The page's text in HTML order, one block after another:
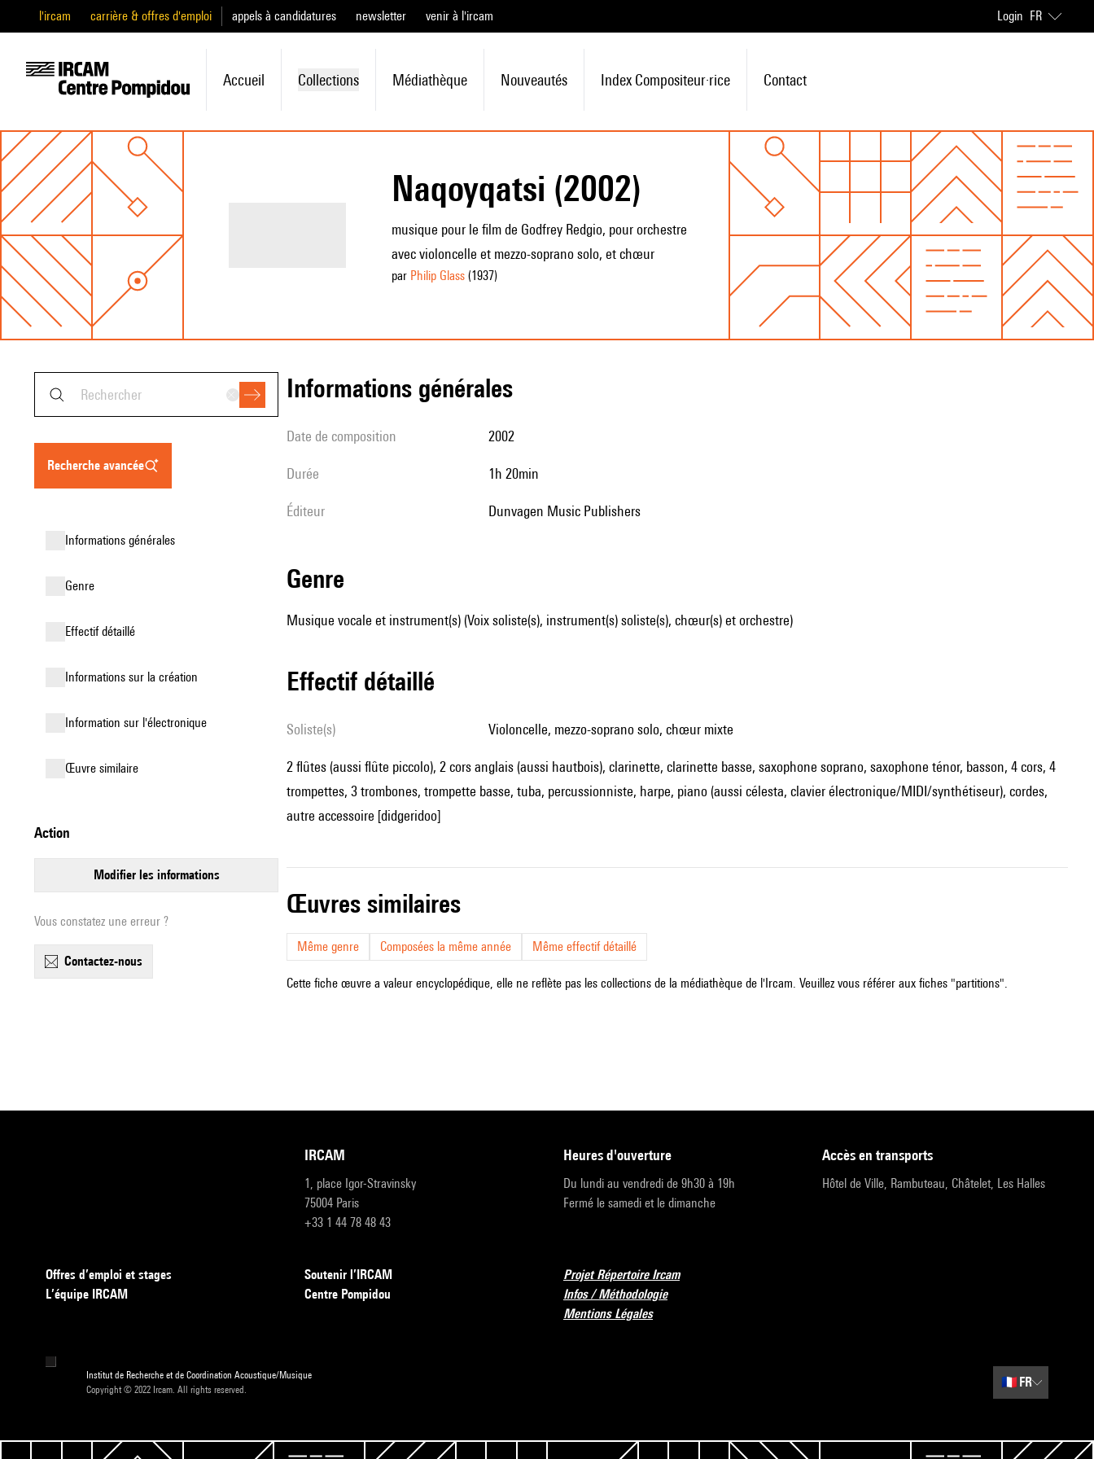
l'ircam carrière & offres d'emploi appels à candidatures newsletter venir à l'ircam Login FR
Accueil Collections Médiathèque Nouveautés Index Compositeur·rice Contact
Naqoyqatsi (2002)
musique pour le film de Godfrey Redgio, pour orchestre
avec violoncelle et mezzo-soprano solo, et chœur
par Philip Glass(1937)
recherche avancée
informations générales
genre
effectif détaillé
informations sur la création
Information sur l'électronique
œuvre similaire
action
modifier les informations
Vous constatez une erreur ?
contactez-nous
informations générales
date de composition 2002
durée 1h 20min
éditeur Dunvagen Music Publishers
genre
Musique vocale et instrument(s) (Voix soliste(s), instrument(s) soliste(s), chœur(s) et orchestre)
effectif détaillé
Soliste(s) violoncelle, mezzo-soprano solo, chœur mixte
2 flûtes (aussi flûte piccolo), 2 cors anglais (aussi hautbois), clarinette, clarinette basse, saxophone soprano, saxophone ténor, basson, 4 cors, 4
trompettes, 3 trombones, trompette basse, tuba, percussionniste, harpe, piano (aussi célesta, clavier électronique/MIDI/synthétiseur), cordes,
autre accessoire [didgeridoo]
œuvres similaires
Même genre Composées la même année Même effectif détaillé
Cette fiche œuvre a valeur encyclopédique, elle ne reflète pas les collections de la médiathèque de l'Ircam. Veuillez vous référer aux fiches "partitions".
IRCAM
1, place Igor-Stravinsky
75004 Paris
+33 1 44 78 48 43
heures d'ouverture
Du lundi au vendredi de 9h30 à 19h
Fermé le samedi et le dimanche
accès en transports
Hôtel de Ville, Rambuteau, Châtelet, Les Halles
Offres d’emploi et stages
L’équipe IRCAM
Soutenir l’IRCAM
Centre Pompidou
Projet Répertoire Ircam
Infos / Méthodologie
Mentions Légales
Institut de Recherche et de Coordination Acoustique/Musique
Copyright © 2022 Ircam. All rights reserved.
🇫🇷 FR